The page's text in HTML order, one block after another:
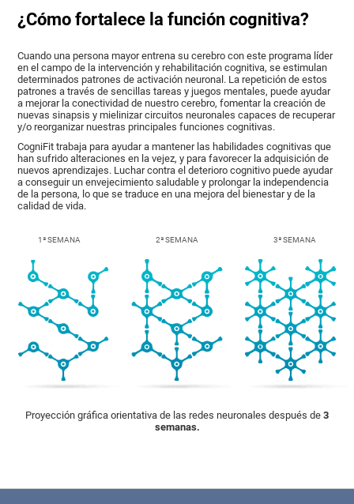
¿Cómo fortalece la función cognitiva?
Cuando una persona mayor entrena su cerebro con este programa líder
en el campo de la intervención y rehabilitación cognitiva, se estimulan
determinados patrones de activación neuronal. La repetición de estos
patrones a través de sencillas tareas y juegos mentales, puede ayudar
a mejorar la conectividad de nuestro cerebro, fomentar la creación de
nuevas sinapsis y mielinizar circuitos neuronales capaces de recuperar
y/o reorganizar nuestras principales funciones cognitivas.
CogniFit trabaja para ayudar a mantener las habilidades cognitivas que
han sufrido alteraciones en la vejez, y para favorecer la adquisición de
nuevos aprendizajes. Luchar contra el deterioro cognitivo puede ayudar
a conseguir un envejecimiento saludable y prolongar la independencia
de la persona, lo que se traduce en una mejora del bienestar y de la
calidad de vida.
1ª SEMANA 2ª SEMANA 3ª SEMANA
Proyección gráfica orientativa de las redes neuronales después de 3
semanas.